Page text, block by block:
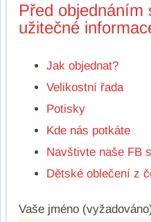
Před
užitečné
Jak objednat?
Velikostní řada
Potisky
Kde nás potkáte
Navštivte naše FB
Dětské oblečení z
Vaše jméno